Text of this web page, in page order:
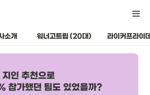
소개 워너고트립 (20대) 라이커프라이